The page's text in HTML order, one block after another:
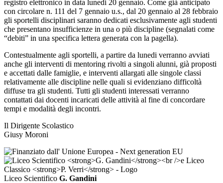
registro elettronico in data lunedi 20 gennaio. Come già anticipato
con circolare n. 111 del 7 gennaio u.s., dal 20 gennaio al 28 febbraio
gli sportelli disciplinari saranno dedicati esclusivamente agli studenti
che presentano insufficienze in una o più discipline (segnalati come
“debiti” in una specifica lettera generata con la pagella).
Contestualmente agli sportelli, a partire da lunedi verranno avviati
anche gli interventi di mentoring rivolti a singoli alunni, già proposti
e accettati dalle famiglie, e interventi allargati alle singole classi
relativamente alle discipline nelle quali si evidenziano difficoltà
diffuse tra gli studenti. Tutti gli studenti interessati verranno
contattati dai docenti incaricati delle attività al fine di concordare
tempi e modalità degli incontri.
Il Dirigente Scolastico
Giusy Moroni
Liceo Scientifico G. Gandini